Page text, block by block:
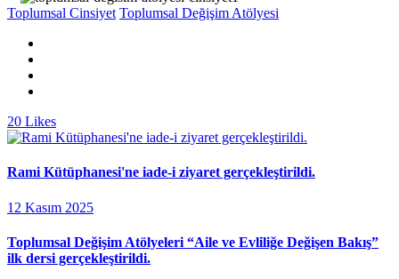
Toplumsal Cinsiyet Toplumsal Değişim Atölyesi
20 Likes
Rami Kütüphanesi'ne iade-i ziyaret gerçekleştirildi.
12 Kasım 2025
Toplumsal Değişim Atölyeleri “Aile ve Evliliğe Değişen Bakış”
ilk dersi gerçekleştirildi.